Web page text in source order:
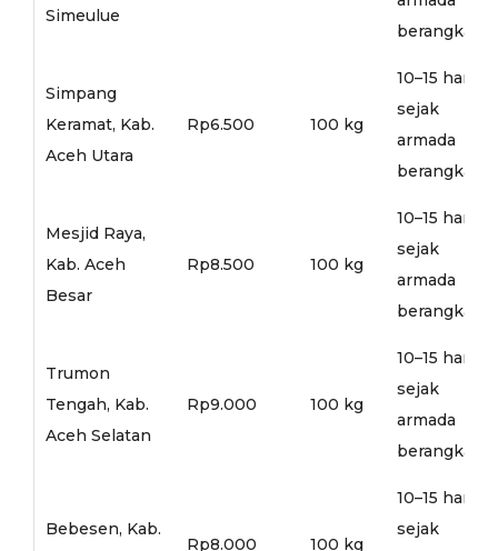
Simeulue
berangkat
Simpang
Keramat, Kab.
Aceh Utara
Rp6.500 100 kg
10–15 hari
sejak
armada
berangkat
Mesjid Raya,
Kab. Aceh
Besar
Rp8.500 100 kg
10–15 hari
sejak
armada
berangkat
Trumon
Tengah, Kab.
Aceh Selatan
Rp9.000 100 kg
10–15 hari
sejak
armada
berangkat
Bebesen, Kab.
Rp8.000 100 kg
10–15 hari
sejak